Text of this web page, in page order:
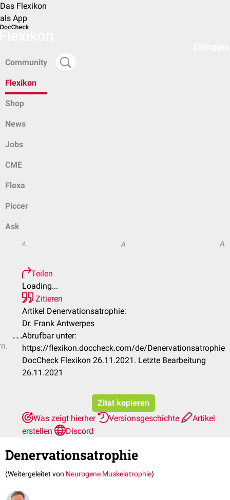
Das Flexikon
als App
Community
Flexikon
Shop
News
Jobs
CME
Flexa
Piccer
Ask
A A A
Teilen
Loading...
Zitieren
Artikel Denervationsatrophie:
Dr. Frank Antwerpes
Abrufbar unter:
https://flexikon.doccheck.com/de/Denervationsatrophie
DocCheck Flexikon 26.11.2021. Letzte Bearbeitung
26.11.2021
Zitat kopieren
Was zeigt hierher
Versionsgeschichte
Artikel
erstellen
Discord
Denervationsatrophie
(Weitergeleitet von Neurogene Muskelatrophie)